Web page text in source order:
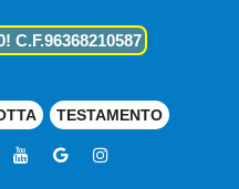
C.F.96368210587
TESTAMENTO